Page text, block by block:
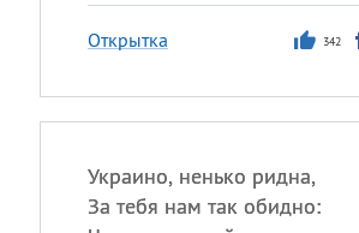
Открытка 342
Украино, ненько ридна,
За тебя нам так обидно: